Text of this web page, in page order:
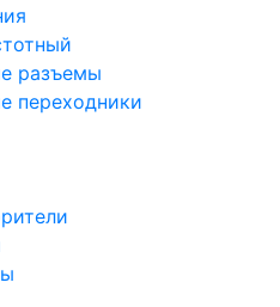
разъемы
переходники